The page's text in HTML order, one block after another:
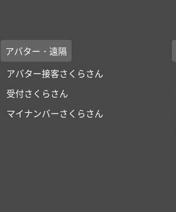
アバター・遠隔
アバター接客さくらさん
受付さくらさん
マイナンバーさくらさん